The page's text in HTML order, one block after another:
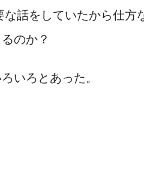
話をしていたから仕方
のか？
いろとあった。